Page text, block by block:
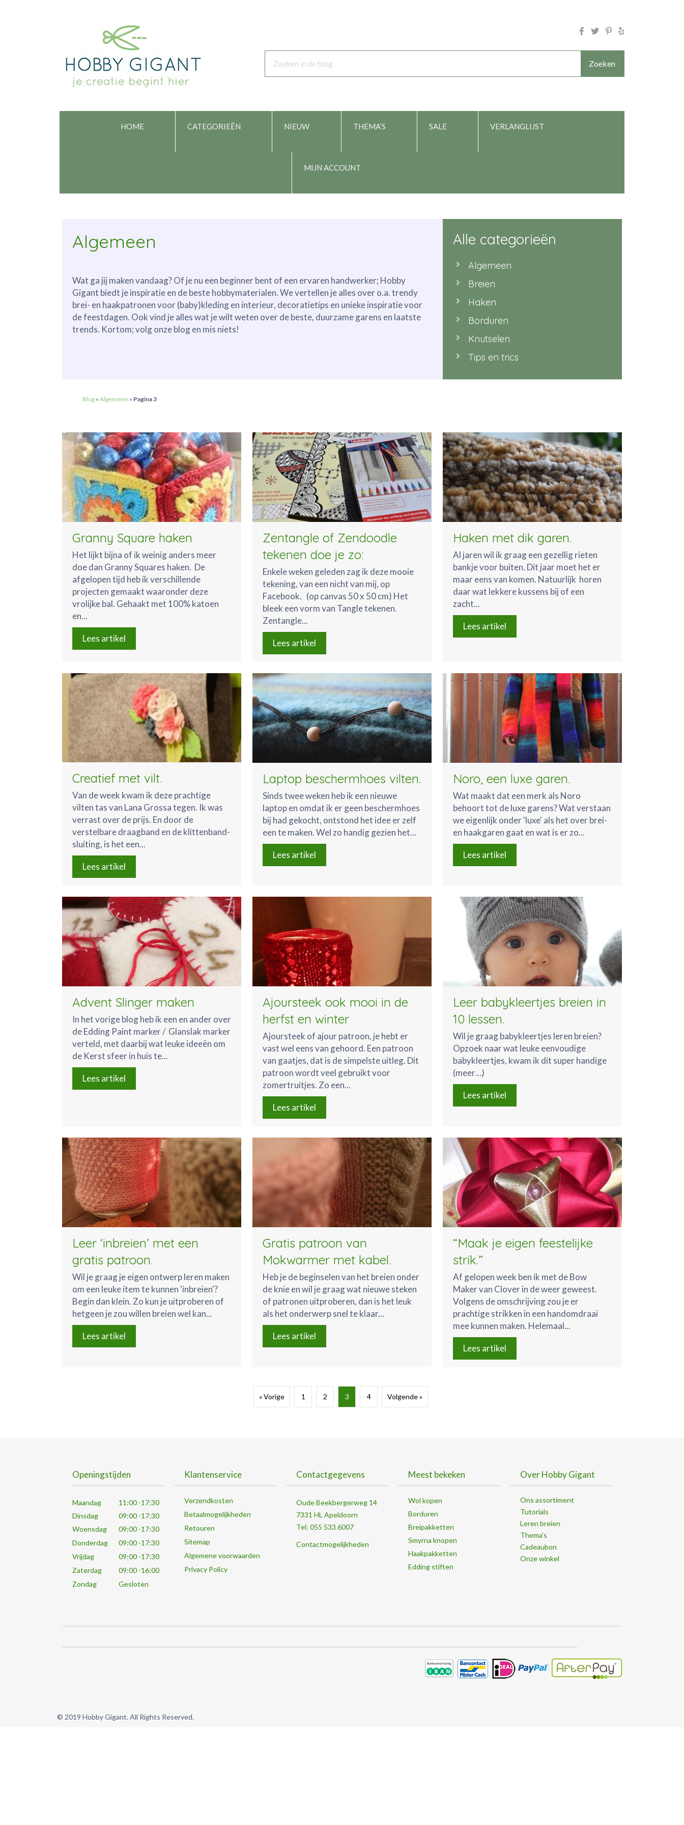
Zoeken
HOME CATEGORIEËN NIEUW THEMA’S SALE VERLANGLIJST
MIJN ACCOUNT
Algemeen
Wat ga jij maken vandaag? Of je nu een beginner bent of een ervaren handwerker; Hobby
Gigant biedt je inspiratie en de beste hobbymaterialen. We vertellen je alles over o.a. trendy
brei- en haakpatronen voor (baby)kleding en interieur, decoratietips en unieke inspiratie voor
de feestdagen. Ook vind je alles wat je wilt weten over de beste, duurzame garens en laatste
trends. Kortom; volg onze blog en mis niets!
Alle categorieën
Algemeen
Breien
Haken
Borduren
Knutselen
Tips en trics
Blog » Algemeen » Pagina 3
Granny Square haken
Het lijkt bijna of ik weinig anders meer
doe dan Granny Squares haken. De
afgelopen tijd heb ik verschillende
projecten gemaakt waaronder deze
vrolijke bal. Gehaakt met 100% katoen
en...
Lees artikel
Zentangle of Zendoodle
tekenen doe je zo:
Enkele weken geleden zag ik deze mooie
tekening, van een nicht van mij, op
Facebook. (op canvas 50 x 50 cm) Het
bleek een vorm van Tangle tekenen.
Zentangle...
Lees artikel
Haken met dik garen.
Al jaren wil ik graag een gezellig rieten
bankje voor buiten. Dit jaar moet het er
maar eens van komen. Natuurlijk horen
daar wat lekkere kussens bij of een
zacht...
Lees artikel
Creatief met vilt.
Van de week kwam ik deze prachtige
vilten tas van Lana Grossa tegen. Ik was
verrast over de prijs. En door de
verstelbare draagband en de klittenband-
sluiting, is het een...
Lees artikel
Laptop beschermhoes vilten.
Sinds twee weken heb ik een nieuwe
laptop en omdat ik er geen beschermhoes
bij had gekocht, ontstond het idee er zelf
een te maken. Wel zo handig gezien het...
Lees artikel
Noro, een luxe garen.
Wat maakt dat een merk als Noro
behoort tot de luxe garens? Wat verstaan
we eigenlijk onder 'luxe' als het over brei-
en haakgaren gaat en wat is er zo...
Lees artikel
Advent Slinger maken
In het vorige blog heb ik een en ander over
de Edding Paint marker / Glanslak marker
verteld, met daarbij wat leuke ideeën om
de Kerst sfeer in huis te...
Lees artikel
Ajoursteek ook mooi in de
herfst en winter
Ajoursteek of ajour patroon, je hebt er
vast wel eens van gehoord. Een patroon
van gaatjes, dat is de simpelste uitleg. Dit
patroon wordt veel gebruikt voor
zomertruitjes. Zo een...
Lees artikel
Leer babykleertjes breien in
10 lessen.
Wil je graag babykleertjes leren breien?
Opzoek naar wat leuke eenvoudige
babykleertjes, kwam ik dit super handige
(meer…)
Lees artikel
Leer ‘inbreien’ met een
gratis patroon.
Wil je graag je eigen ontwerp leren maken
om een leuke item te kunnen 'inbreien'?
Begin dan klein. Zo kun je uitproberen of
hetgeen je zou willen breien wel kan...
Lees artikel
Gratis patroon van
Mokwarmer met kabel.
Heb je de beginselen van het breien onder
de knie en wil je graag wat nieuwe steken
of patronen uitproberen, dan is het leuk
als het onderwerp snel te klaar...
Lees artikel
“Maak je eigen feestelijke
strik.”
Af gelopen week ben ik met de Bow
Maker van Clover in de weer geweest.
Volgens de omschrijving zou je er
prachtige strikken in een handomdraai
mee kunnen maken. Helemaal...
Lees artikel
« Vorige 1 2 3 4 Volgende »
Openingstijden
Maandag
11:00 -17:30
Dinsdag
09:00 -17:30
Woensdag
09:00 -17:30
Donderdag
09:00 -17:30
Vrijdag
09:00 -17:30
Zaterdag
09:00 -16:00
Zondag
Gesloten
Klantenservice
Verzendkosten
Betaalmogelijkheden
Retouren
Sitemap
Algemene voorwaarden
Privacy Policy
Contactgegevens
Oude Beekbergerweg 14
7331 HL Apeldoorn
Tel: 055 533 6007
Contactmogelijkheden
Meest bekeken
Wol kopen
Borduren
Breipakketten
Smyrna knopen
Haakpakketten
Edding stiften
Over Hobby Gigant
Ons assortiment
Tutorials
Leren breien
Thema's
Cadeaubon
Onze winkel
© 2019 Hobby Gigant. All Rights Reserved.